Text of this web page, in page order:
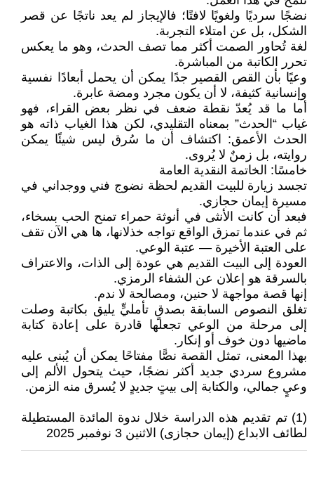
نضجًا سرديًا ولغويًا لافتًا؛ فالإيجاز لم يعد ناتجًا عن قصر
الشكل، بل عن امتلاء التجربة.
لغة تُحاور الصمت أكثر مما تصف الحدث، وهو ما يعكس
تحرر الكاتبة من المباشرة.
وعيًا بأن القص القصير جدًا يمكن أن يحمل أبعادًا نفسية
وإنسانية كثيفة، لا أن يكون مجرد ومضة عابرة.
أما ما قد يُعدّ نقطة ضعف في نظر بعض القراء، فهو
غياب “الحدث” بمعناه التقليدي، لكن هذا الغياب ذاته هو
الحدث الأعمق: اكتشاف أن ما سُرق ليس شيئًا يمكن
روايته، بل زمنٌ لا يُروى.
خامسًا: الخاتمة النقدية العامة
تجسد زيارة للبيت القديم لحظة نضوج فني ووجداني في
مسيرة إيمان حجازي.
فبعد أن كانت الأنثى في أنوثة حمراء تمنح الحب بسخاء،
ثم في عندما تمزق الواقع تواجه خذلانها، ها هي الآن تقف
على العتبة الأخيرة — عتبة الوعي.
العودة إلى البيت القديم هي عودة إلى الذات، والاعتراف
بالسرقة هو إعلان عن الشفاء الرمزي.
إنها قصة مواجهة لا حنين، ومصالحة لا ندم.
تغلق النصوص السابقة بصدقٍ تأمليٍّ يليق بكاتبة وصلت
إلى مرحلة من الوعي تجعلها قادرة على إعادة كتابة
ماضيها دون خوف أو إنكار.
بهذا المعنى، تمثل القصة نصًّا مفتاحًا يمكن أن يُبنى عليه
مشروع سردي جديد أكثر نضجًا، حيث يتحول الألم إلى
وعيٍ جمالي، والكتابة إلى بيتٍ جديدٍ لا يُسرق منه الزمن.
(1) تم تقديم هذه الدراسة خلال ندوة المائدة المستطيلة
لطائف الابداع (إيمان حجازى) الاثنين 3 نوفمبر 2025